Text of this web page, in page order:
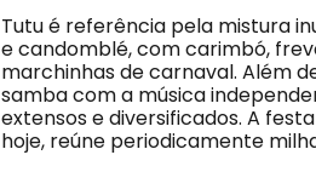
Tutu é referência pela mistura
e candomblé, com carimbó,
marchinhas de carnaval. Além
samba com a música
extensos e diversificados. A
hoje, reúne periodicamente